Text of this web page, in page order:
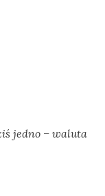
jedno – waluta